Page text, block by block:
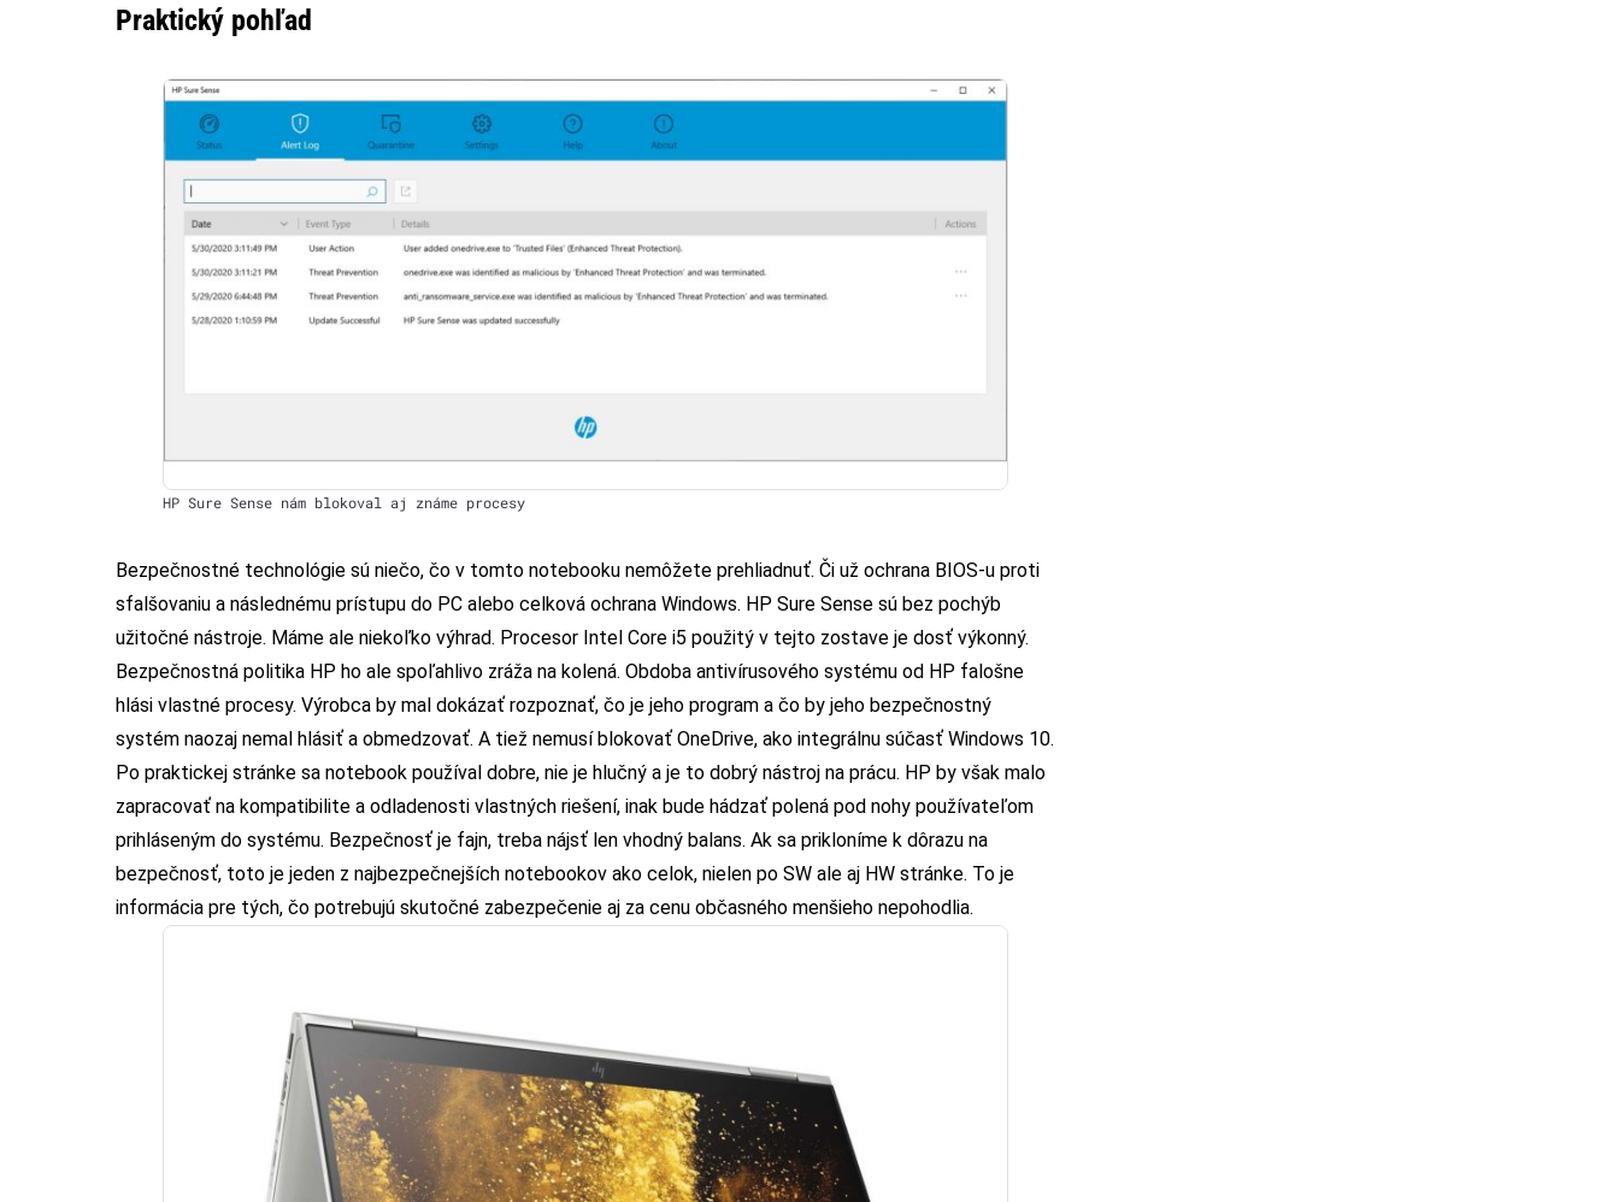
Praktický pohľad
HP Sure Sense nám blokoval aj známe procesy
Bezpečnostné technológie sú niečo, čo v tomto notebooku nemôžete prehliadnuť. Či už ochrana BIOS-u proti
sfalšovaniu a následnému prístupu do PC alebo celková ochrana Windows. HP Sure Sense sú bez pochýb
užitočné nástroje. Máme ale niekoľko výhrad. Procesor Intel Core i5 použitý v tejto zostave je dosť výkonný.
Bezpečnostná politika HP ho ale spoľahlivo zráža na kolená. Obdoba antivírusového systému od HP falošne
hlási vlastné procesy. Výrobca by mal dokázať rozpoznať, čo je jeho program a čo by jeho bezpečnostný
systém naozaj nemal hlásiť a obmedzovať. A tiež nemusí blokovať OneDrive, ako integrálnu súčasť Windows 10.
Po praktickej stránke sa notebook používal dobre, nie je hlučný a je to dobrý nástroj na prácu. HP by však malo
zapracovať na kompatibilite a odladenosti vlastných riešení, inak bude hádzať polená pod nohy používateľom
prihláseným do systému. Bezpečnosť je fajn, treba nájsť len vhodný balans. Ak sa prikloníme k dôrazu na
bezpečnosť, toto je jeden z najbezpečnejších notebookov ako celok, nielen po SW ale aj HW stránke. To je
informácia pre tých, čo potrebujú skutočné zabezpečenie aj za cenu občasného menšieho nepohodlia.